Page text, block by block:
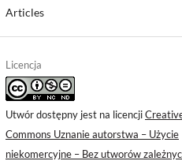
Articles
Licencja
Utwór dostępny jest na licencji
Commons Uznanie autorstwa – Użycie
niekomercyjne – Bez utworów